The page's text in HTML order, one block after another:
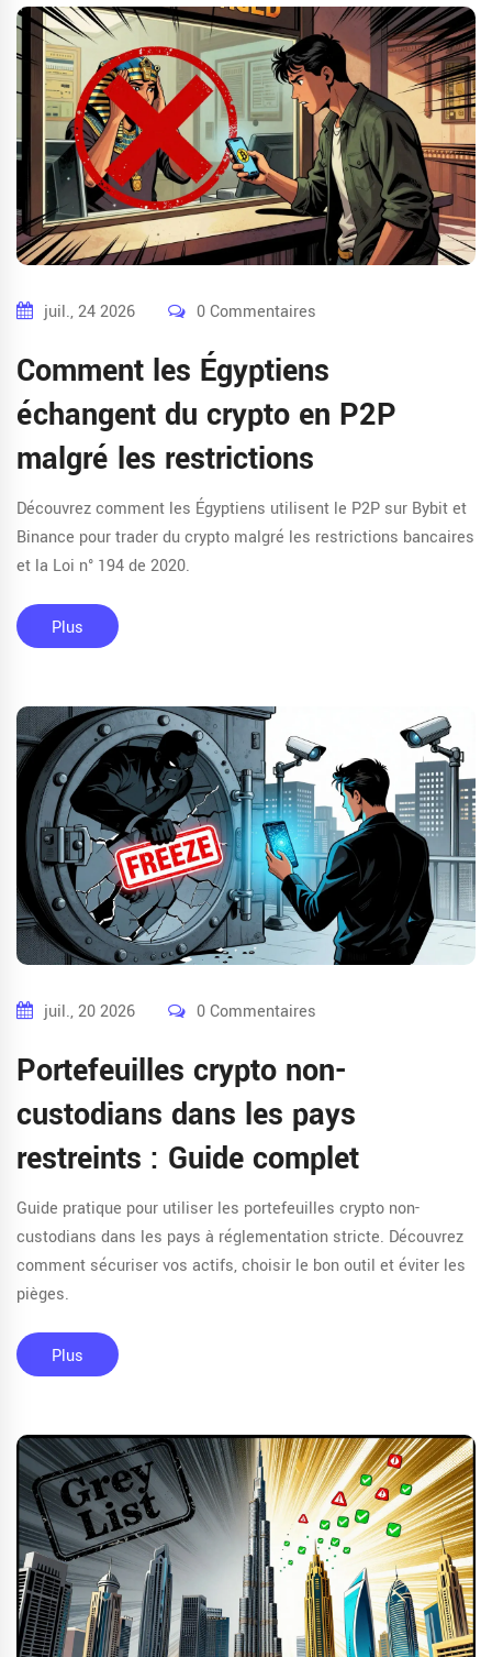
juil., 24 2026 0 Commentaires
Comment les Égyptiens
échangent du crypto en P2P
malgré les restrictions
Découvrez comment les Égyptiens utilisent le P2P sur Bybit et
Binance pour trader du crypto malgré les restrictions bancaires
et la Loi n° 194 de 2020.
Plus
juil., 20 2026 0 Commentaires
Portefeuilles crypto non-
custodians dans les pays
restreints : Guide complet
Guide pratique pour utiliser les portefeuilles crypto non-
custodians dans les pays à réglementation stricte. Découvrez
comment sécuriser vos actifs, choisir le bon outil et éviter les
pièges.
Plus